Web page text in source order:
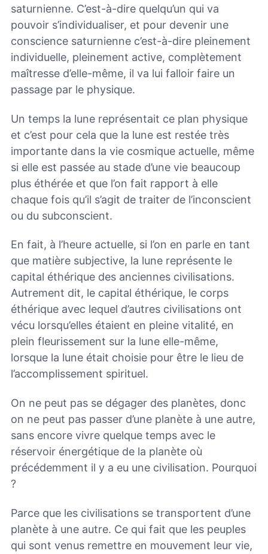
saturnienne. C’est-à-dire quelqu’un qui va
pouvoir s’individualiser, et pour devenir une
conscience saturnienne c’est-à-dire pleinement
individuelle, pleinement active, complètement
maîtresse d’elle-même, il va lui falloir faire un
passage par le physique.
Un temps la lune représentait ce plan physique
et c’est pour cela que la lune est restée très
importante dans la vie cosmique actuelle, même
si elle est passée au stade d’une vie beaucoup
plus éthérée et que l’on fait rapport à elle
chaque fois qu’il s’agit de traiter de l’inconscient
ou du subconscient.
En fait, à l’heure actuelle, si l’on en parle en tant
que matière subjective, la lune représente le
capital éthérique des anciennes civilisations.
Autrement dit, le capital éthérique, le corps
éthérique avec lequel d’autres civilisations ont
vécu lorsqu’elles étaient en pleine vitalité, en
plein fleurissement sur la lune elle-même,
lorsque la lune était choisie pour être le lieu de
l’accomplissement spirituel.
On ne peut pas se dégager des planètes, donc
on ne peut pas passer d’une planète à une autre,
sans encore vivre quelque temps avec le
réservoir énergétique de la planète où
précédemment il y a eu une civilisation. Pourquoi
?
Parce que les civilisations se transportent d’une
planète à une autre. Ce qui fait que les peuples
qui sont venus remettre en mouvement leur vie,